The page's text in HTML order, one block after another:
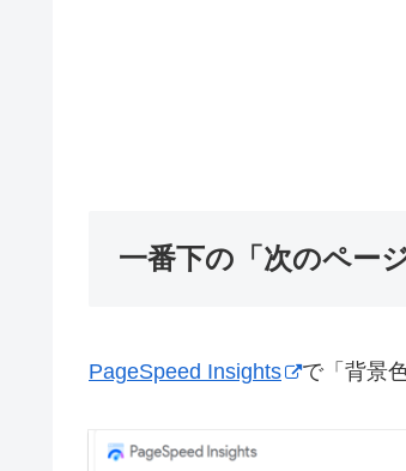
一番下の「次のペー
PageSpeed Insights で「背景